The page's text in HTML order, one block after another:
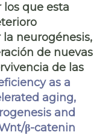
que esta
neurogénesis,
de nuevas
de las
as a
aging,
and
β-catenin